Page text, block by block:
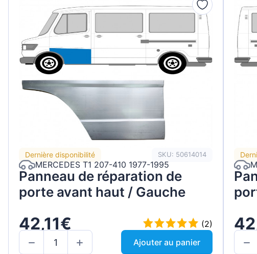
Dernière disponibilité SKU: 50614014
MERCEDES T1 207-410 1977-1995
Panneau de réparation de
porte avant haut / Gauche
42,11€
(2)
Ajouter au panier